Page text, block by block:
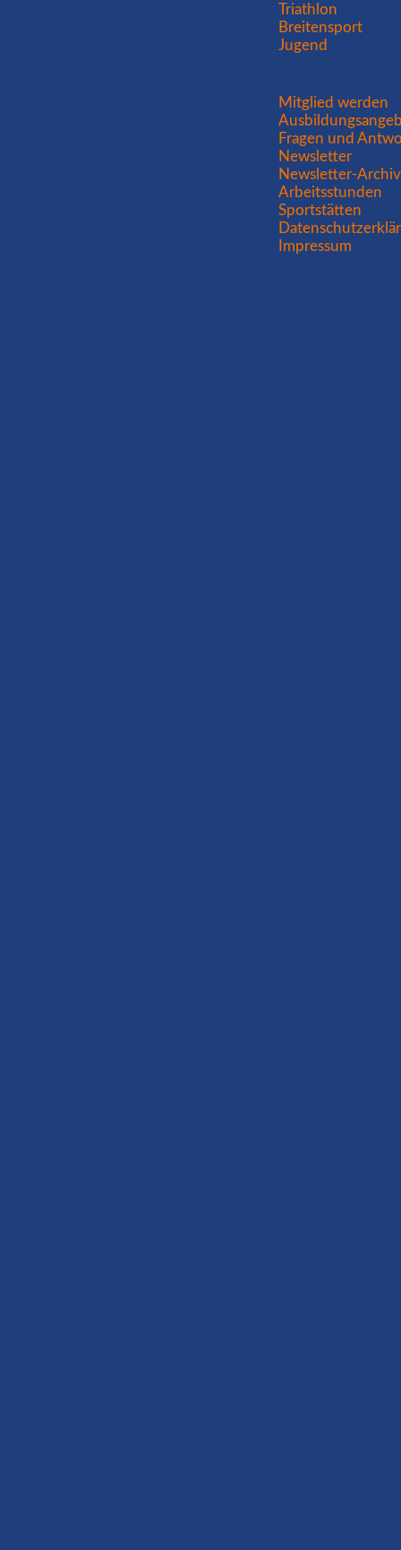
Triathlon
Breitensport
Jugend
Navigation
überspringen
Mitglied werden
Fragen und
Newsletter
Newsletter-Archiv
Arbeitsstunden
Sportstätten
Impressum